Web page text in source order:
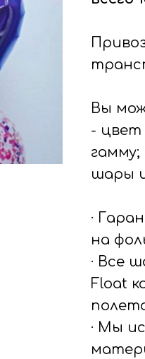
Вы
- цвет
шары
·
на
· Все
Float
· Мы